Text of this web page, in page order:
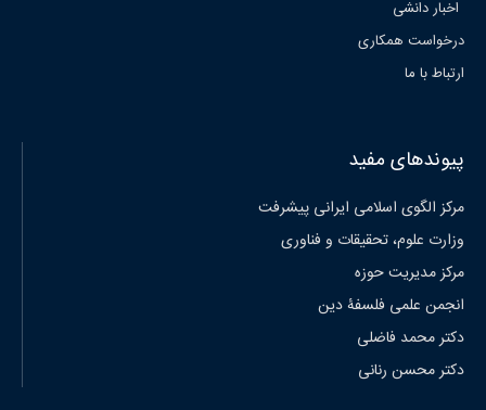
اخبار دانشی
درخواست همکاری
ارتباط با ما
پیوندهای مفید
مرکز الگوی اسلامی ایرانی پیشرفت
وزارت علوم، تحقیقات و فناوری
مرکز مدیریت حوزه
انجمن علمی فلسفۀ دین
دکتر محمد فاضلی
دکتر محسن رنانی